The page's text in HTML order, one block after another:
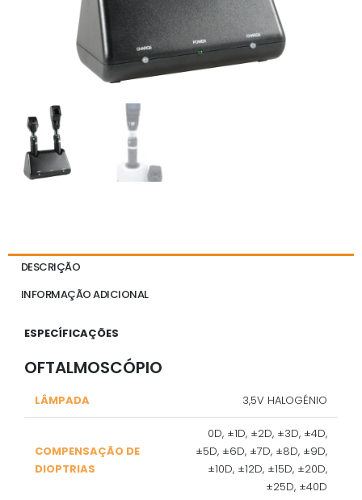
DESCRIÇÃO
INFORMAÇÃO ADICIONAL
ESPECÍFICAÇÕES
OFTALMOSCÓPIO
LÂMPADA 3,5V HALOGÉNIO
COMPENSAÇÃO DE
DIOPTRIAS
0D, ±1D, ±2D, ±3D, ±4D,
±5D, ±6D, ±7D, ±8D, ±9D,
±10D, ±12D, ±15D, ±20D,
±25D, ±40D